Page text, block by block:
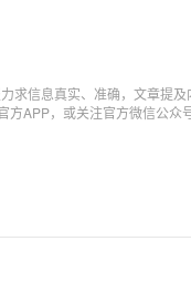
求信息真实、准确，文章提
方APP，或关注官方微信公